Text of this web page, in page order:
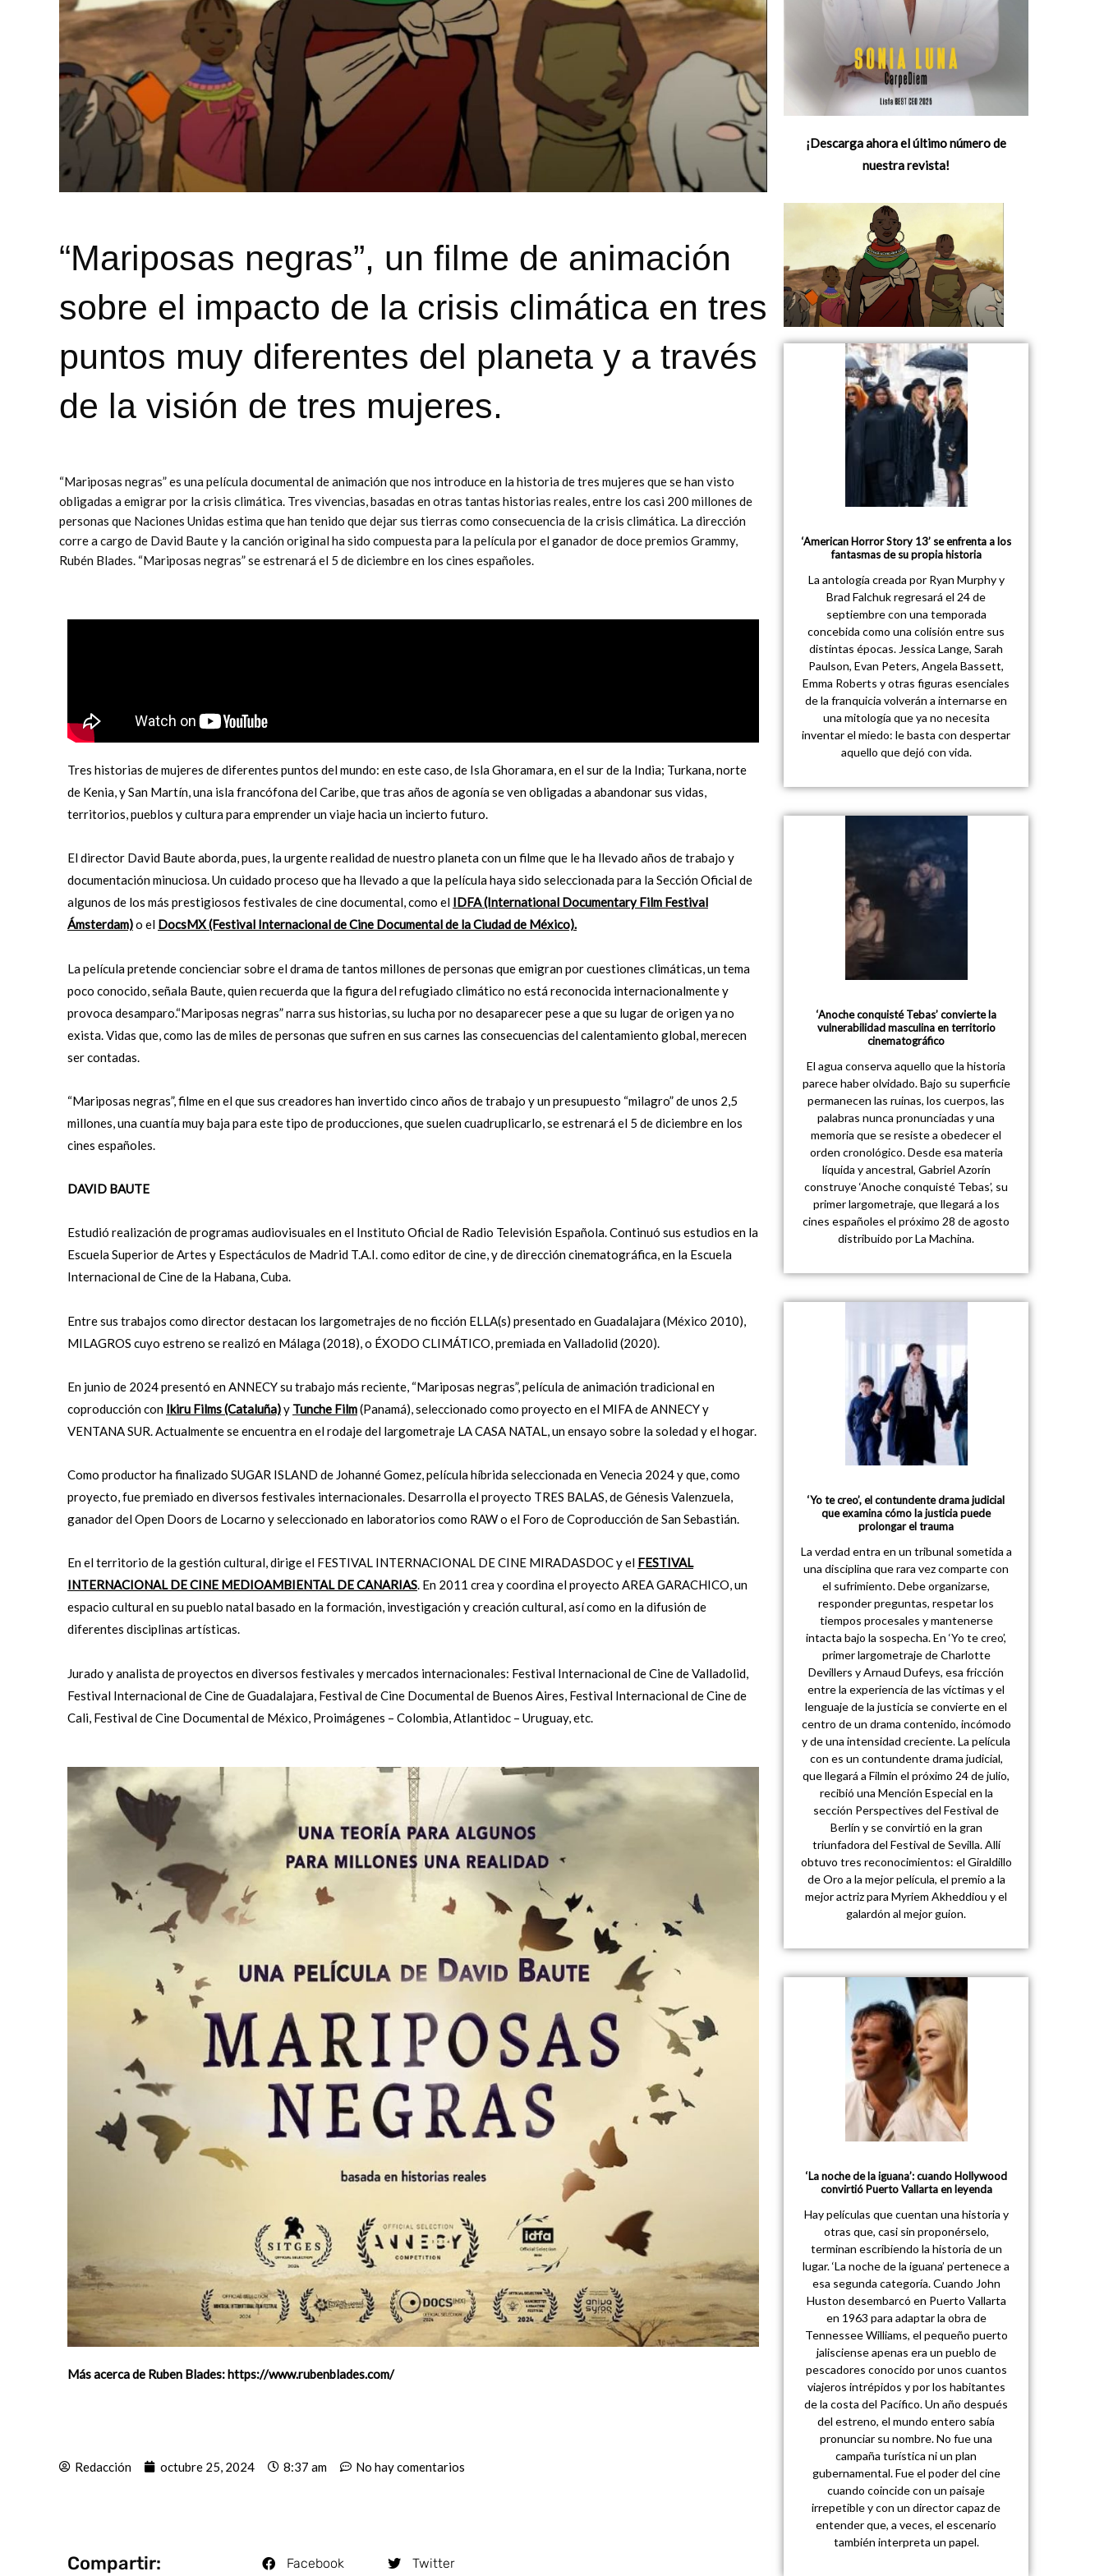
“Mariposas negras”, un filme de animación
sobre el impacto de la crisis climática en tres
puntos muy diferentes del planeta y a través
de la visión de tres mujeres.
“Mariposas negras” es una película documental de animación que nos introduce en la historia de tres mujeres que se han visto
obligadas a emigrar por la crisis climática. Tres vivencias, basadas en otras tantas historias reales, entre los casi 200 millones de
personas que Naciones Unidas estima que han tenido que dejar sus tierras como consecuencia de la crisis climática. La dirección
corre a cargo de David Baute y la canción original ha sido compuesta para la película por el ganador de doce premios Grammy,
Rubén Blades. “Mariposas negras” se estrenará el 5 de diciembre en los cines españoles.
Tres historias de mujeres de diferentes puntos del mundo: en este caso, de Isla Ghoramara, en el sur de la India; Turkana, norte
de Kenia, y San Martín, una isla francófona del Caribe, que tras años de agonía se ven obligadas a abandonar sus vidas,
territorios, pueblos y cultura para emprender un viaje hacia un incierto futuro.
El director David Baute aborda, pues, la urgente realidad de nuestro planeta con un filme que le ha llevado años de trabajo y
documentación minuciosa. Un cuidado proceso que ha llevado a que la película haya sido seleccionada para la Sección Oficial de
algunos de los más prestigiosos festivales de cine documental, como el IDFA (International Documentary Film Festival
Ámsterdam)o el DocsMX (Festival Internacional de Cine Documental de la Ciudad de México).
La película pretende concienciar sobre el drama de tantos millones de personas que emigran por cuestiones climáticas, un tema
poco conocido, señala Baute, quien recuerda que la figura del refugiado climático no está reconocida internacionalmente y
provoca desamparo.“Mariposas negras” narra sus historias, su lucha por no desaparecer pese a que su lugar de origen ya no
exista. Vidas que, como las de miles de personas que sufren en sus carnes las consecuencias del calentamiento global, merecen
ser contadas.
“Mariposas negras”, filme en el que sus creadores han invertido cinco años de trabajo y un presupuesto “milagro” de unos 2,5
millones, una cuantía muy baja para este tipo de producciones, que suelen cuadruplicarlo, se estrenará el 5 de diciembre en los
cines españoles.
DAVID BAUTE
Estudió realización de programas audiovisuales en el Instituto Oficial de Radio Televisión Española. Continuó sus estudios en la
Escuela Superior de Artes y Espectáculos de Madrid T.A.I. como editor de cine, y de dirección cinematográfica, en la Escuela
Internacional de Cine de la Habana, Cuba.
Entre sus trabajos como director destacan los largometrajes de no ficción ELLA(s) presentado en Guadalajara (México 2010),
MILAGROS cuyo estreno se realizó en Málaga (2018), o ÉXODO CLIMÁTICO, premiada en Valladolid (2020).
En junio de 2024 presentó en ANNECY su trabajo más reciente, “Mariposas negras”, película de animación tradicional en
coproducción con Ikiru Films (Cataluña)y Tunche Film(Panamá), seleccionado como proyecto en el MIFA de ANNECY y
VENTANA SUR. Actualmente se encuentra en el rodaje del largometraje LA CASA NATAL, un ensayo sobre la soledad y el hogar.
Como productor ha finalizado SUGAR ISLAND de Johanné Gomez, película híbrida seleccionada en Venecia 2024 y que, como
proyecto, fue premiado en diversos festivales internacionales. Desarrolla el proyecto TRES BALAS, de Génesis Valenzuela,
ganador del Open Doors de Locarno y seleccionado en laboratorios como RAW o el Foro de Coproducción de San Sebastián.
En el territorio de la gestión cultural, dirige el FESTIVAL INTERNACIONAL DE CINE MIRADASDOC y el FESTIVAL
INTERNACIONAL DE CINE MEDIOAMBIENTAL DE CANARIAS. En 2011 crea y coordina el proyecto AREA GARACHICO, un
espacio cultural en su pueblo natal basado en la formación, investigación y creación cultural, así como en la difusión de
diferentes disciplinas artísticas.
Jurado y analista de proyectos en diversos festivales y mercados internacionales: Festival Internacional de Cine de Valladolid,
Festival Internacional de Cine de Guadalajara, Festival de Cine Documental de Buenos Aires, Festival Internacional de Cine de
Cali, Festival de Cine Documental de México, Proimágenes – Colombia, Atlantidoc – Uruguay, etc.
Más acerca de Ruben Blades:https://www.rubenblades.com/
Redacción octubre 25, 2024 8:37 am No hay comentarios
Compartir: Facebook Twitter
¡Descarga ahora el último número de
nuestra revista!
‘American Horror Story 13’ se enfrenta a los
fantasmas de su propia historia
La antología creada por Ryan Murphy y
Brad Falchuk regresará el 24 de
septiembre con una temporada
concebida como una colisión entre sus
distintas épocas. Jessica Lange, Sarah
Paulson, Evan Peters, Angela Bassett,
Emma Roberts y otras figuras esenciales
de la franquicia volverán a internarse en
una mitología que ya no necesita
inventar el miedo: le basta con despertar
aquello que dejó con vida.
‘Anoche conquisté Tebas’ convierte la
vulnerabilidad masculina en territorio
cinematográfico
El agua conserva aquello que la historia
parece haber olvidado. Bajo su superficie
permanecen las ruinas, los cuerpos, las
palabras nunca pronunciadas y una
memoria que se resiste a obedecer el
orden cronológico. Desde esa materia
líquida y ancestral, Gabriel Azorín
construye ‘Anoche conquisté Tebas’, su
primer largometraje, que llegará a los
cines españoles el próximo 28 de agosto
distribuido por La Machina.
‘Yo te creo’, el contundente drama judicial
que examina cómo la justicia puede
prolongar el trauma
La verdad entra en un tribunal sometida a
una disciplina que rara vez comparte con
el sufrimiento. Debe organizarse,
responder preguntas, respetar los
tiempos procesales y mantenerse
intacta bajo la sospecha. En ‘Yo te creo’,
primer largometraje de Charlotte
Devillers y Arnaud Dufeys, esa fricción
entre la experiencia de las víctimas y el
lenguaje de la justicia se convierte en el
centro de un drama contenido, incómodo
y de una intensidad creciente. La película
con es un contundente drama judicial,
que llegará a Filmin el próximo 24 de julio,
recibió una Mención Especial en la
sección Perspectives del Festival de
Berlín y se convirtió en la gran
triunfadora del Festival de Sevilla. Allí
obtuvo tres reconocimientos: el Giraldillo
de Oro a la mejor película, el premio a la
mejor actriz para Myriem Akheddiou y el
galardón al mejor guion.
‘La noche de la iguana’: cuando Hollywood
convirtió Puerto Vallarta en leyenda
Hay películas que cuentan una historia y
otras que, casi sin proponérselo,
terminan escribiendo la historia de un
lugar. ‘La noche de la iguana’ pertenece a
esa segunda categoría. Cuando John
Huston desembarcó en Puerto Vallarta
en 1963 para adaptar la obra de
Tennessee Williams, el pequeño puerto
jalisciense apenas era un pueblo de
pescadores conocido por unos cuantos
viajeros intrépidos y por los habitantes
de la costa del Pacífico. Un año después
del estreno, el mundo entero sabía
pronunciar su nombre. No fue una
campaña turística ni un plan
gubernamental. Fue el poder del cine
cuando coincide con un paisaje
irrepetible y con un director capaz de
entender que, a veces, el escenario
también interpreta un papel.